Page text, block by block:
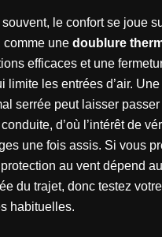
souvent, le confort se joue
comme une doublure
efficaces et une
limite les entrées d’air.
serrée peut laisser passer
d’où l’intérêt de
une fois assis. Si vous
au vent dépend
du trajet, donc testez
habituelles.